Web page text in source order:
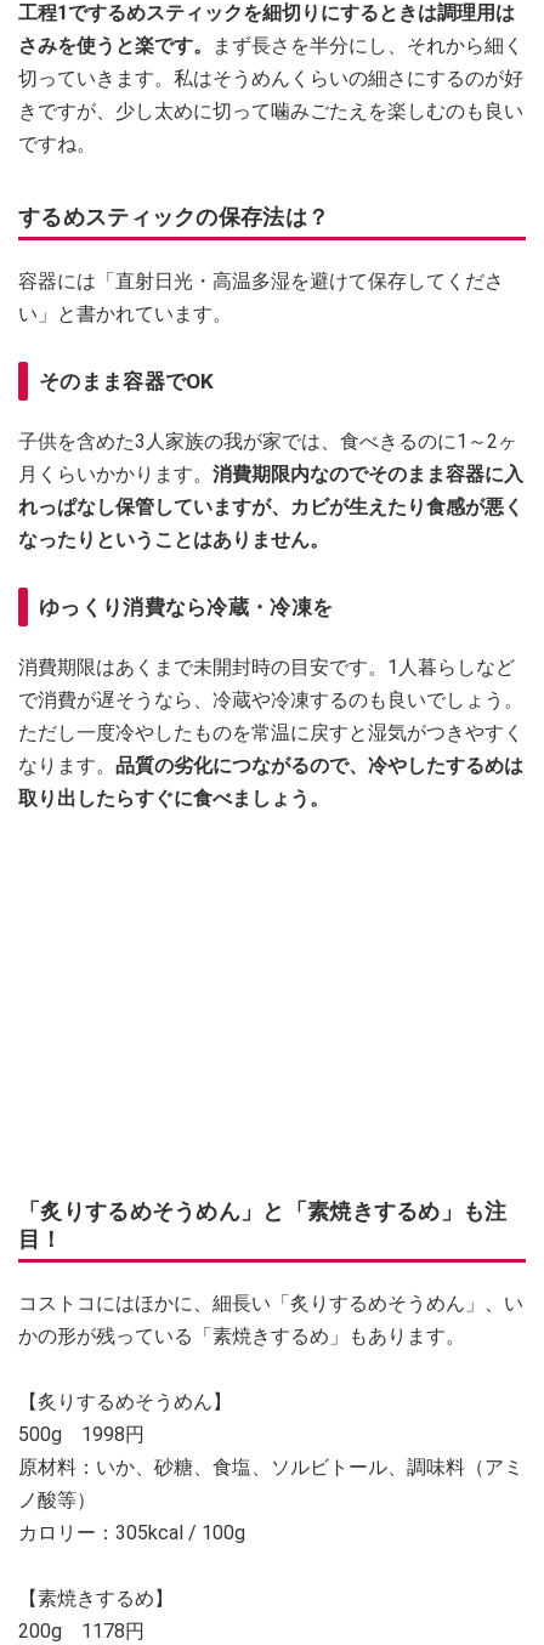
工程1でするめスティックを細切りにするときは調理用は
さみを使うと楽です。
まず長さを半分にし、それから細く
切っていきます。私はそうめんくらいの細さにするのが好
きですが、少し太めに切って噛みごたえを楽しむのも良い
ですね。
するめスティックの保存法は？
容器には「直射日光・高温多湿を避けて保存してくださ
い」と書かれています。
そのまま容器でOK
子供を含めた3人家族の我が家では、食べきるのに1～2ヶ
月くらいかかります。 消費期限内なのでそのまま容器に入
れっぱなし保管していますが、カビが生えたり食感が悪く
なったりということはありません。
ゆっくり消費なら冷蔵・冷凍を
消費期限はあくまで未開封時の目安です。1人暮らしなど
で消費が遅そうなら、冷蔵や冷凍するのも良いでしょう。
ただし一度冷やしたものを常温に戻すと湿気がつきやすく
なります。 品質の劣化につながるので、冷やしたするめは
取り出したらすぐに食べましょう。
「炙りするめそうめん」と「素焼きするめ」も注
目！
コストコにはほかに、細長い「炙りするめそうめん」、い
かの形が残っている「素焼きするめ」もあります。
【炙りするめそうめん】
500g 1998円
原材料：いか、砂糖、食塩、ソルビトール、調味料（アミ
ノ酸等）
カロリー：305kcal / 100g
【素焼きするめ】
200g 1178円